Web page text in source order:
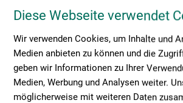
Diese Webseite verwendet
Wir verwenden Cookies, um Inhalte und
Medien anbieten zu können und die
geben wir Informationen zu Ihrer
Medien, Werbung und Analysen weiter.
möglicherweise mit weiteren Daten
Str. 17